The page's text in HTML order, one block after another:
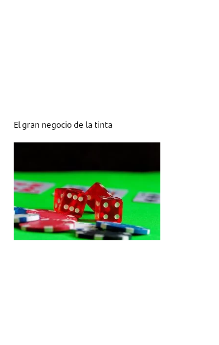
El gran negocio de la tinta